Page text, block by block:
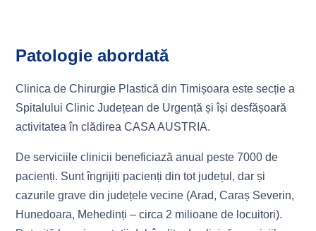
Patologie abordată
Clinica de Chirurgie Plastică din Timișoara este secție a
Spitalului Clinic Județean de Urgență și își desfășoară
activitatea în clădirea CASA AUSTRIA.
De serviciile clinicii beneficiază anual peste 7000 de
pacienți. Sunt îngrijiți pacienți din tot județul, dar și
cazurile grave din județele vecine (Arad, Caraș Severin,
Hunedoara, Mehedinți – circa 2 milioane de locuitori).